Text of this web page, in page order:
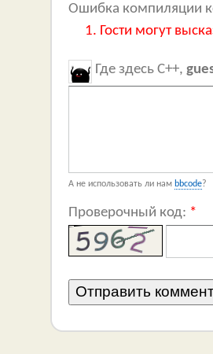
Ошибка компиляции
Гости могут
Где здесь C++,
А не использовать ли нам bbcode?
Проверочный код: *